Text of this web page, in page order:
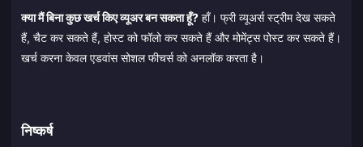
क्या मैं बिना कुछ खर्च किए व्यूअर बन सकता हूँ? हाँ। फ्री व्यूअर्स स्ट्रीम देख सकते
हैं, चैट कर सकते हैं, होस्ट को फॉलो कर सकते हैं और मोमेंट्स पोस्ट कर सकते हैं।
खर्च करना केवल एडवांस सोशल फीचर्स को अनलॉक करता है।
निष्कर्ष